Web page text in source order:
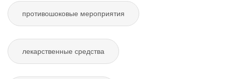
противошоковые мероприятия
лекарственные средства